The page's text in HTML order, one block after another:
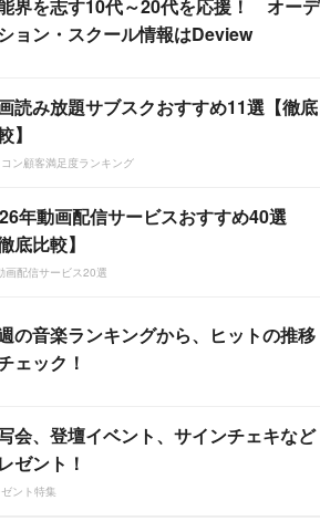
界を志す10代～20代を応援！ オーデ
ョン・スクール情報はDeview
読み放題サブスクおすすめ11選【徹底
】
ン顧客満足度ランキング
年動画配信サービスおすすめ40選
底比較】
画配信サービス20選
の音楽ランキングから、ヒットの推移
ェック！
会、登壇イベント、サインチェキなど
ゼント！
ント特集